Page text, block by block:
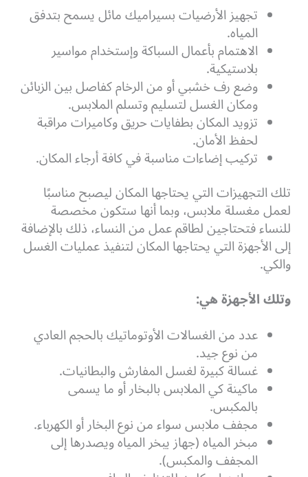
تجهيز الأرضيات بسيراميك مائل يسمح بتدفق
المياه.
الاهتمام بأعمال السباكة وإستخدام مواسير
بلاستيكية.
وضع رف خشبي أو من الرخام كفاصل بين الزبائن
ومكان الغسل لتسليم وتسلم الملابس.
تزويد المكان بطفايات حريق وكاميرات مراقبة
لحفظ الأمان.
تركيب إضاءات مناسبة في كافة أرجاء المكان.
تلك التجهيزات التي يحتاجها المكان ليصبح مناسبًا
لعمل مغسلة ملابس، وبما أنها ستكون مخصصة
للنساء فتحتاجين لطاقم عمل من النساء، ذلك بالإضافة
إلى الأجهزة التي يحتاجها المكان لتنفيذ عمليات الغسل
والكي.
وتلك الأجهزة هي:
عدد من الغسالات الأوتوماتيك بالحجم العادي
من نوع جيد.
غسالة كبيرة لغسل المفارش والبطانيات.
ماكينة كي الملابس بالبخار أو ما يسمى
بالمكبس.
مجفف ملابس سواء من نوع البخار أو الكهرباء.
مبخر المياه (جهاز يبخر المياه ويصدرها إلى
المجفف والمكبس).